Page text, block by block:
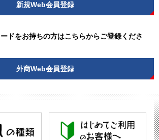
新規Web会員登録
ドをお持ちの方はこちらからご登録くださ
外商Web会員登録